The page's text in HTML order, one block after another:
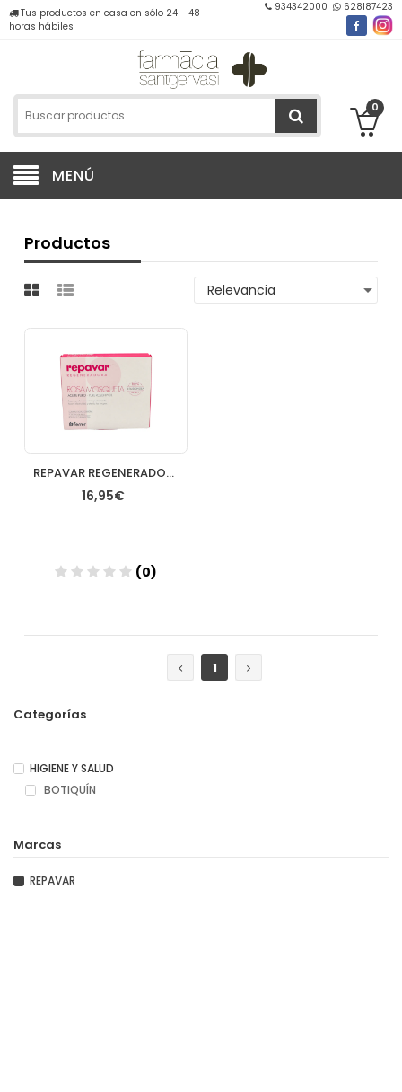
Tus productos en casa en sólo 24 - 48
horas hábiles
934342000 628187423
0
MENÚ
Productos
REPAVAR REGENERADORA ACEITE ROSA MOSQUETA 15 ML
16,95€
(0)
1
Categorías
HIGIENE Y SALUD
BOTIQUÍN
Marcas
REPAVAR